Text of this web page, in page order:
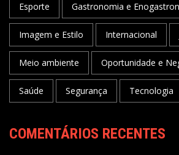
Esporte Gastronomia e
Imagem e Estilo Internacional
Meio ambiente Oportunidade e
Saúde Segurança Tecnologia
COMENTÁRIOS RECENTES